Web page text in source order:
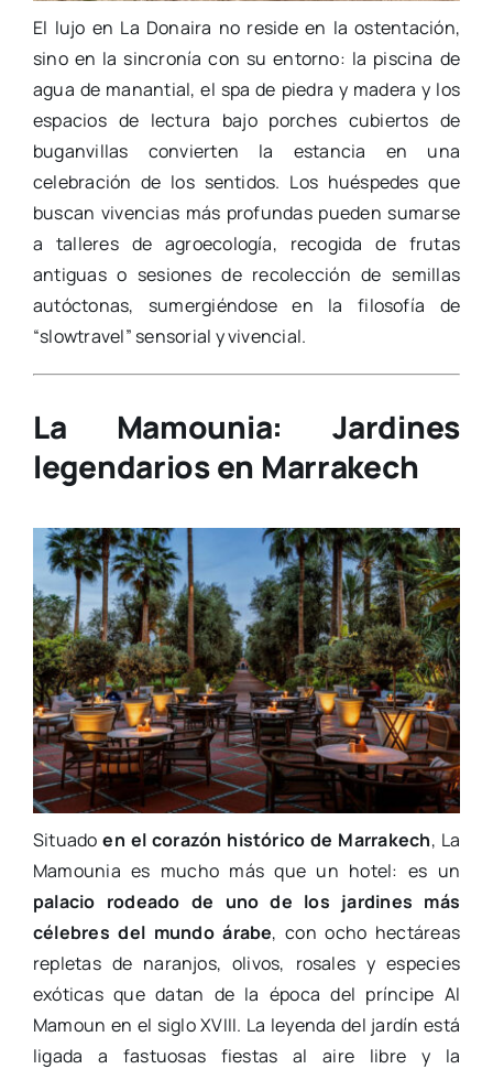
El lujo en La Donaira no reside en la ostentación,
sino en la sincronía con su entorno: la piscina de
agua de manantial, el spa de piedra y madera y los
espacios de lectura bajo porches cubiertos de
buganvillas convierten la estancia en una
celebración de los sentidos. Los huéspedes que
buscan vivencias más profundas pueden sumarse
a talleres de agroecología, recogida de frutas
antiguas o sesiones de recolección de semillas
autóctonas, sumergiéndose en la filosofía de
“slowtravel” sensorial y vivencial.
La Mamounia: Jardines
legendarios en Marrakech
Situadoen el corazón histórico de Marrakech, La
Mamounia es mucho más que un hotel: es un
palacio rodeado de uno de los jardines más
célebres del mundo árabe, con ocho hectáreas
repletas de naranjos, olivos, rosales y especies
exóticas que datan de la época del príncipe Al
Mamoun en el siglo XVIII. La leyenda del jardín está
ligada a fastuosas fiestas al aire libre y la